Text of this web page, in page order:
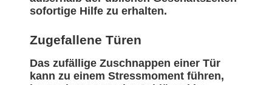
sofortige Hilfe zu erhalten.
Zugefallene Türen
Das zufällige Zuschnappen einer Tür
kann zu einem Stressmoment führen,